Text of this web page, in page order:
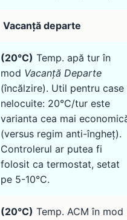
Vacanță departe
(20°C) Temp. apă tur în
mod Vacanță Departe
(încălzire). Util pentru case
nelocuite: 20°C/tur este
varianta cea mai
(versus regim anti-îngheț).
Controlerul ar putea fi
folosit ca termostat, setat
pe 5-10°C.
(20°C) Temp. ACM în mod